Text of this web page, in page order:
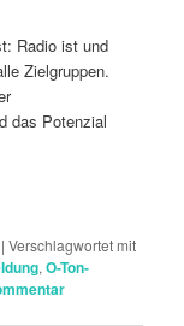
Radio ist und
Zielgruppen.
das Potenzial
|Verschlagwortet mit
,O-Ton-